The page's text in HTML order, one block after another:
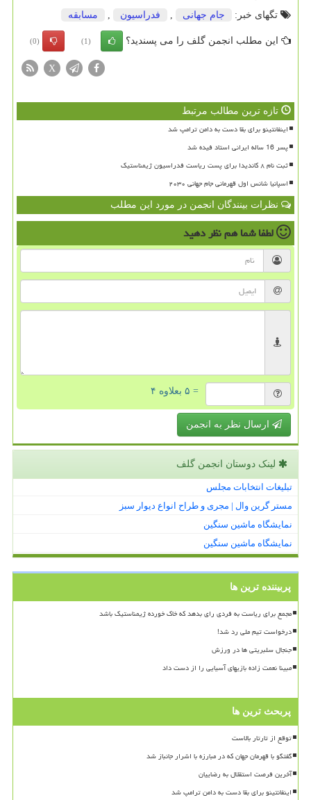
تگهای خبر:
جام جهانی فدراسیون مسابقه
این مطلب انجمن گلف را می پسندید؟ (1)
(0)
X
تازه ترین مطالب مرتبط
اینفانتینو برای بقا دست به دامن ترامپ شد
پسر 16 ساله ایرانی استاد فیده شد
ثبت نام ۸ کاندیدا برای پست ریاست فدراسیون ژیمناستیک
اسپانیا شانس اول قهرمانی جام جهانی ۲۰۳۰
نظرات بینندگان انجمن در مورد این مطلب
لطفا شما همنظر دهید
= ۵ بعلاوه ۴
ارسال نظر به انجمن
لینک دوستان انجمن گلف
تبلیغات انتخابات مجلس
مستر گرین وال | مجری و طراح انواع دیوار سبز
نمایشگاه ماشین سنگین
نمایشگاه ماشین سنگین
پربیننده ترین ها
مجمع برای ریاست به فردی رای بدهد که خاک خورده ژیمناستیک باشد
درخواست تیم ملی رد شد!
جنجال سلبریتی ها در ورزش
مبینا نعمت زاده بازیهای آسیایی را از دست داد
پربحث ترین ها
توقع از تارتار بالاست
گفتگو با قهرمان جهان که در مبارزه با اشرار جانباز شد
آخرین فرصت استقلال به رضاییان
اینفانتینو برای بقا دست به دامن ترامپ شد